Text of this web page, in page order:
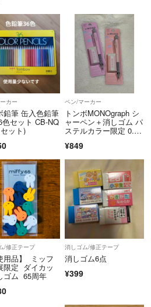
カー
鉛筆 缶入色鉛筆
色セット CB-NQ
ット)
ペン/マーカー
トンボMONOgraph シ
ャーペン＋消しゴム パ
ステルカラー限定 0.5
¥849
/修正テープ
用品】 ミッフ
限定 ダイカッ
ゴム 65周年
消しゴム/修正テープ
消しゴム6点
¥399